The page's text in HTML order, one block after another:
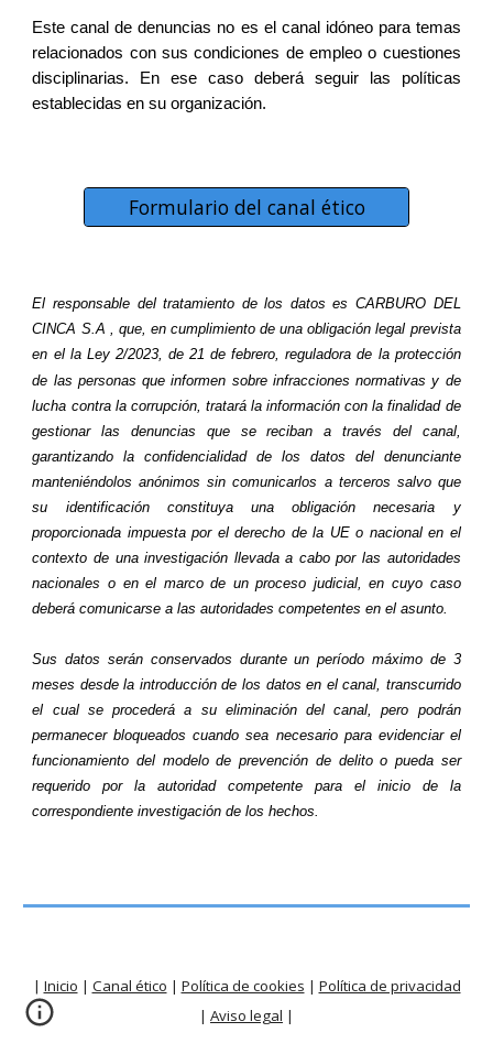
Este canal de denuncias no es el canal idóneo para temas
relacionados con sus condiciones de empleo o cuestiones
disciplinarias. En ese caso deberá seguir las políticas
establecidas en su organización.
Formulario del canal ético
El responsable del tratamiento de los datos es CARBURO DEL
CINCA S.A , que, en cumplimiento de una obligación legal prevista
en el la Ley 2/2023, de 21 de febrero, reguladora de la protección
de las personas que informen sobre infracciones normativas y de
lucha contra la corrupción, tratará la información con la finalidad de
gestionar las denuncias que se reciban a través del canal,
garantizando la confidencialidad de los datos del denunciante
manteniéndolos anónimos sin comunicarlos a terceros salvo que
su identificación constituya una obligación necesaria y
proporcionada impuesta por el derecho de la UE o nacional en el
contexto de una investigación llevada a cabo por las autoridades
nacionales o en el marco de un proceso judicial, en cuyo caso
deberá comunicarse a las autoridades competentes en el asunto.
Sus datos serán conservados durante un período máximo de 3
meses desde la introducción de los datos en el canal, transcurrido
el cual se procederá a su eliminación del canal, pero podrán
permanecer bloqueados cuando sea necesario para evidenciar el
funcionamiento del modelo de prevención de delito o pueda ser
requerido por la autoridad competente para el inicio de la
correspondiente investigación de los hechos.
| Inicio | Canal ético | Política de cookies | Política de privacidad
| Aviso legal |